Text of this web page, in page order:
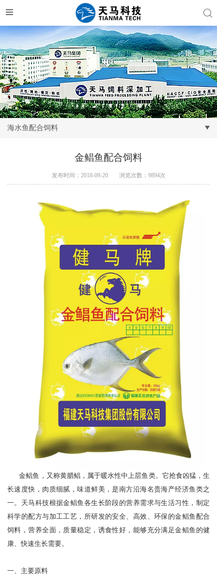
海水鱼配合饲料
金鲳鱼配合饲料
发布时间：2018-09-20 浏览次数：9894次
金鲳鱼，又称黄腊鲳，属于暖水性中上层鱼类。它抢食凶猛，生
长速度快，肉质细腻，味道鲜美，是南方沿海名贵海产经济鱼类之
一。天马科技根据金鲳鱼各生长阶段的营养需求与生活习性，制定
科学的配方与加工工艺，所研发的安全、高效、环保的金鲳鱼配合
饲料，营养全面，质量稳定，诱食性好，能够充分满足金鲳鱼的健
康、快速生长需要。
一、主要原料